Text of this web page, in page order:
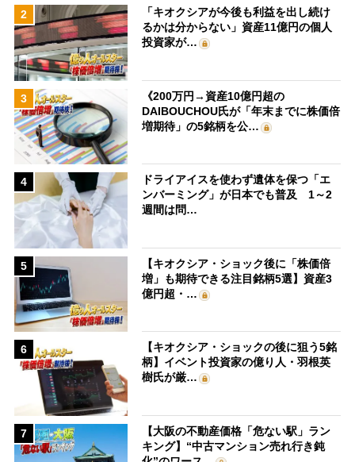
2
「キオクシアが今後も利益を出し続け
るかは分からない」資産11億円の個人
投資家が…
3
《200万円→資産10億円超の
DAIBOUCHOU氏が「年末までに株価倍
増期待」の5銘柄を公…
4
ドライアイスを使わず遺体を保つ「エ
ンバーミング」が日本でも普及 1～2
週間は問…
5
【キオクシア・ショック後に「株価倍
増」も期待できる注目銘柄5選】資産3
億円超・…
6
【キオクシア・ショックの後に狙う5銘
柄】イベント投資家の億り人・羽根英
樹氏が厳…
7
【大阪の不動産価格「危ない駅」ラン
キング】“中古マンション売れ行き鈍